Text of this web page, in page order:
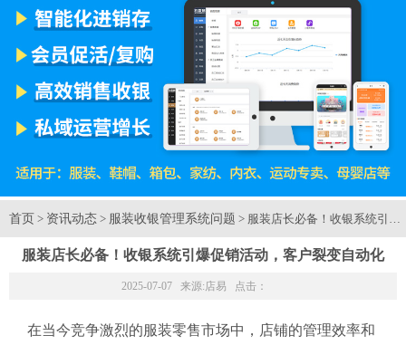
首页 > 资讯动态 > 服装收银管理系统问题 > 服装店长必备！收银系统引
服装店长必备！收银系统引爆促销活动，客户裂变自动化
2025-07-07 来源:店易 点击：
在当今竞争激烈的服装零售市场中，店铺的管理效率和